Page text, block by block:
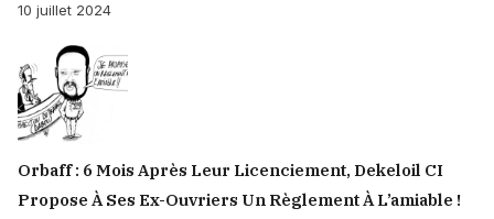
10 juillet 2024
Orbaff : 6 Mois Après Leur Licenciement, Dekeloil CI
Propose À Ses Ex-Ouvriers Un Règlement À L’amiable !